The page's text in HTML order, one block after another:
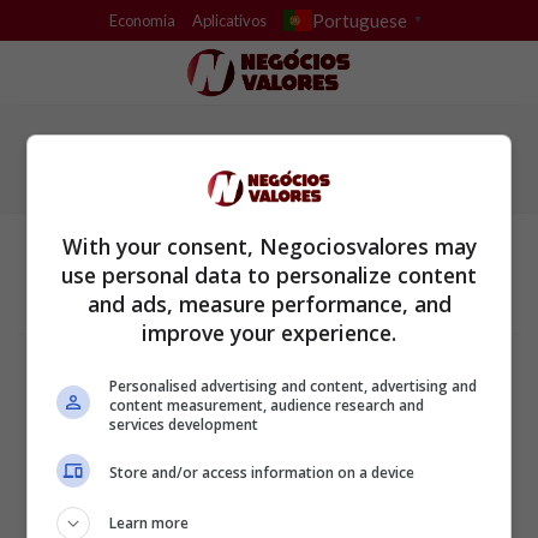
to
Economia Aplicativos Portuguese ▼
Política de Privacidade
Configurações de privacidade e cookies
Sobre a empresa
Email: networknewsinc@gmail.com
With your consent, Negociosvalores may
use personal data to personalize content
and ads, measure performance, and
improve your experience.
Personalised advertising and content, advertising and
content measurement, audience research and
services development
Store and/or access information on a device
Learn more